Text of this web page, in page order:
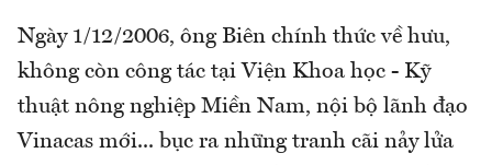
Ngày 1/12/2006, ông Biên chính thức về hưu,
không còn công tác tại Viện Khoa học - Kỹ
thuật nông nghiệp Miền Nam, nội bộ lãnh đạo
Vinacas mới... bục ra những tranh cãi nảy lửa